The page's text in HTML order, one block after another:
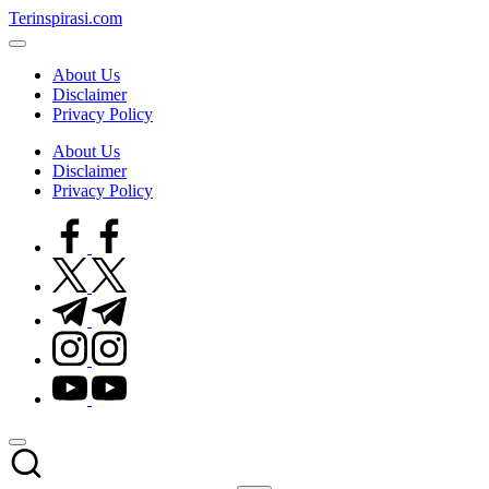
Skip
to
Terinspirasi.com
Inspirasi
TerkiniAbout Us
Disclaimer
Privacy Policy
About Us
Disclaimer
Privacy Policy
facebook.com
twitter.com
t.me
instagram.com
youtube.com